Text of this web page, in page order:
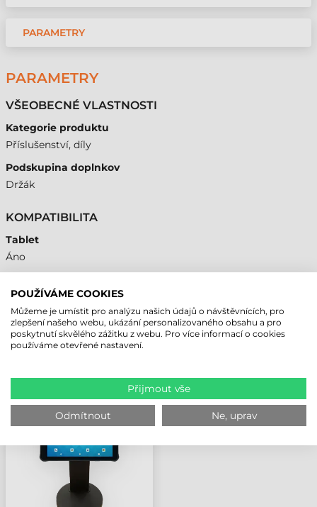
PARAMETRY
PARAMETRY
VŠEOBECNÉ VLASTNOSTI
Kategorie produktu
Příslušenství, díly
Podskupina doplnkov
Držák
KOMPATIBILITA
Tablet
Áno
NAPOSLEDY PROHLÍŽENÉ PRODUKTY
PŘÍSLUŠENSTVÍ, POS
DRŽÁK, 100×100, RT112
POUŽÍVÁME COOKIES
Můžeme je umístit pro analýzu našich údajů o návštěvnících, pro
zlepšení našeho webu, ukázání personalizovaného obsahu a pro
poskytnutí skvělého zážitku z webu. Pro více informací o cookies
používáme otevřené nastavení.
Přijmout vše
Odmítnout Ne, uprav